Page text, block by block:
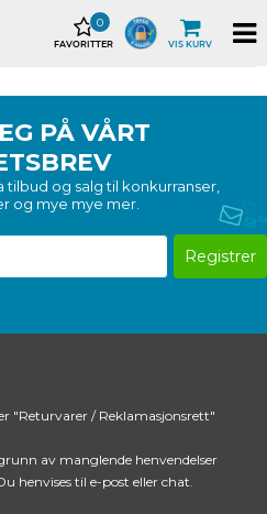
FAVORITTER
0
VIS KURV
PÅ VÅRT
tilbud og salg til konkurranser,
og mye mye mer.
Registrer
"Returvarer / Reklamasjonsrett"
av manglende henvendelser
henvises til e-post eller chat.